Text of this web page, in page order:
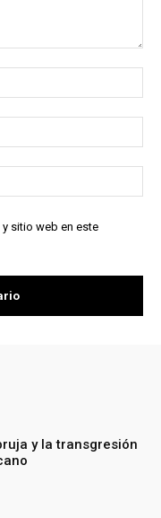
sitio web en este
y la transgresión